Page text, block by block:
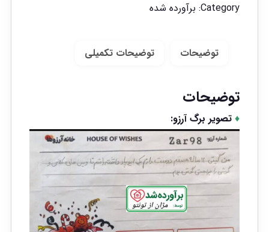
Category: برآورده شده
توضیحات توضیحات تکمیلی
توضیحات
♦تصویر برگ آرزو: